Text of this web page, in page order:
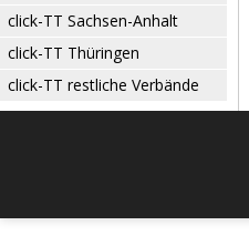
click-TT Sachsen-Anhalt
click-TT Thüringen
click-TT restliche Verbände